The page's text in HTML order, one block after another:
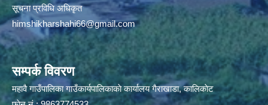
सूचना प्रविधि अधिकृत
himshikharshahi66@gmail.com
सम्पर्क विवरण
महावै गाउँपालिका गाउँकार्यपालिकाकाे कार्यालय गैराखाडा, कालिकाेट